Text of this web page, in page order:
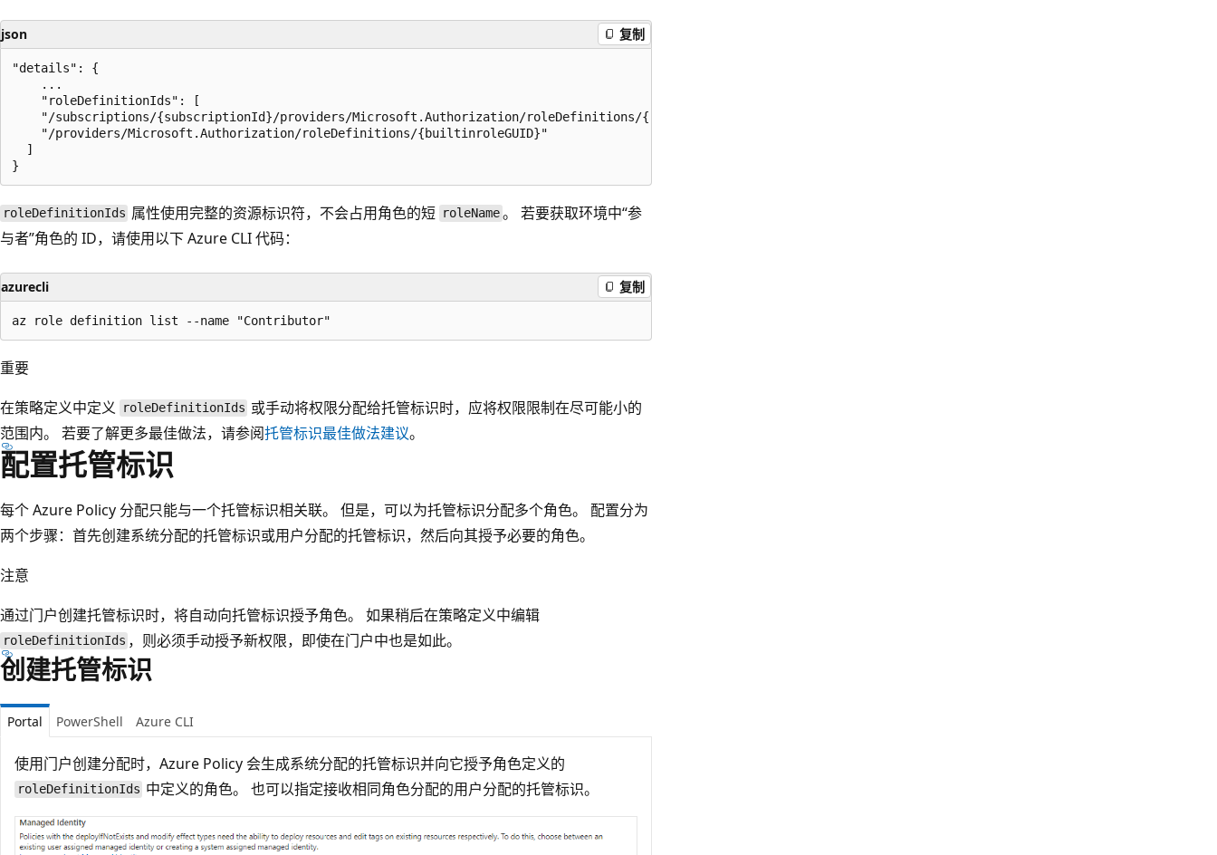
json 复制
"details": {
    ...
    "roleDefinitionIds": [
    "/subscriptions/{subscriptionId}/providers/Microsoft.Authorization/roleDefinitions/{roleGUID}",
    "/providers/Microsoft.Authorization/roleDefinitions/{builtinroleGUID}"
  ]
roleDefinitionIds 属性使用完整的资源标识符，不会占用角色的短 roleName。 若要获取环境中“参
与者”角色的 ID，请使用以下 Azure CLI 代码：
azurecli 复制
重要
在策略定义中定义
roleDefinitionIds 或手动将权限分配给托管标识时，应将权限限制在尽可能小的
范围内。 若要了解更多最佳做法，请参阅托管标识最佳做法建议。
配置托管标识
每个 Azure Policy 分配只能与一个托管标识相关联。 但是，可以为托管标识分配多个角色。 配置分为
两个步骤：首先创建系统分配的托管标识或用户分配的托管标识，然后向其授予必要的角色。
注意
通过门户创建托管标识时，将自动向托管标识授予角色。 如果稍后在策略定义中编辑
roleDefinitionIds ，则必须手动授予新权限，即使在门户中也是如此。
创建托管标识
Portal PowerShell Azure CLI
使用门户创建分配时，Azure Policy 会生成系统分配的托管标识并向它授予角色定义的
roleDefinitionIds 中定义的角色。 也可以指定接收相同角色分配的用户分配的托管标识。